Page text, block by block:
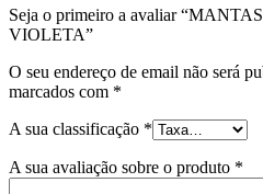
Seja o primeiro a avaliar
VIOLETA”
O seu endereço de email não será
marcados com *
A sua classificação *
A sua avaliação sobre o produto *